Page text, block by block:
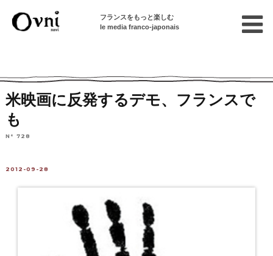
フランスをもっと楽しむ
le media franco-japonais
米映画に反発するデモ、フランスで
も
N° 728
2012-09-28